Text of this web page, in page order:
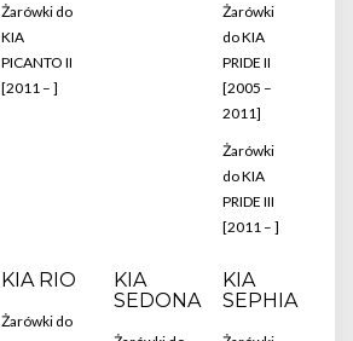
Żarówki do
KIA
PICANTO II
[2011 – ]
Żarówki
do KIA
PRIDE II
[2005 –
2011]
Żarówki
do KIA
PRIDE III
[2011 – ]
KIA RIO
Żarówki do
KIA
SEDONA
KIA
SEPHIA